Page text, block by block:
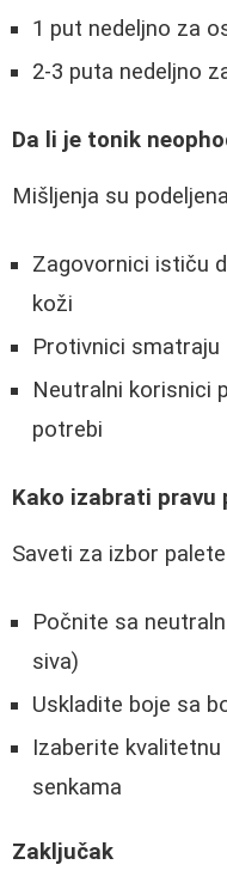
1 put nedeljno za
2-3 puta nedeljno
Da li je tonik
Mišljenja su
Zagovornici ističu
koži
Protivnici smatraju
Neutralni korisnici
potrebi
Kako izabrati pravu
Saveti za izbor
Počnite sa
siva)
Uskladite boje sa
Izaberite
senkama
Zaključak